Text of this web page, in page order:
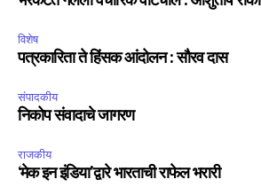
विशेष
पत्रकारिता ते हिंसक आंदोलन : सौरव दास
संपादकीय
निकोप संवादाचे जागरण
राजकीय
‘मेक इन इंडिया’द्वारे भारताची राफेल भरारी